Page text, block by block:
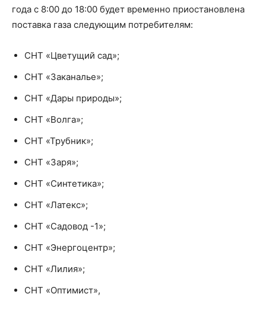
года с 8:00 до 18:00 будет временно приостановлена
поставка газа следующим потребителям:
СНТ «Цветущий сад»;
СНТ «Заканалье»;
СНТ «Дары природы»;
СНТ «Волга»;
СНТ «Трубник»;
СНТ «Заря»;
СНТ «Синтетика»;
СНТ «Латекс»;
СНТ «Садовод -1»;
СНТ «Энергоцентр»;
СНТ «Лилия»;
СНТ «Оптимист»,